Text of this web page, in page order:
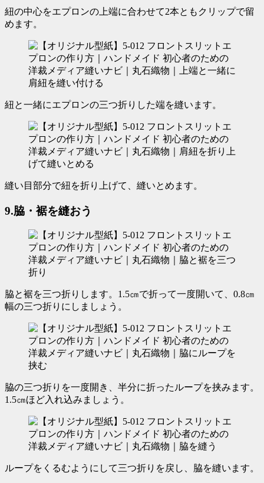
紐の中心をエプロンの上端に合わせて2本ともクリップで留
めます。
紐と一緒にエプロンの三つ折りした端を縫います。
縫い目部分で紐を折り上げて、縫いとめます。
9.脇・裾を縫おう
脇と裾を三つ折りします。1.5㎝で折って一度開いて、0.8㎝
幅の三つ折りにしましょう。
脇の三つ折りを一度開き、半分に折ったループを挟みます。
1.5㎝ほど入れ込みましょう。
ループをくるむようにして三つ折りを戻し、脇を縫います。